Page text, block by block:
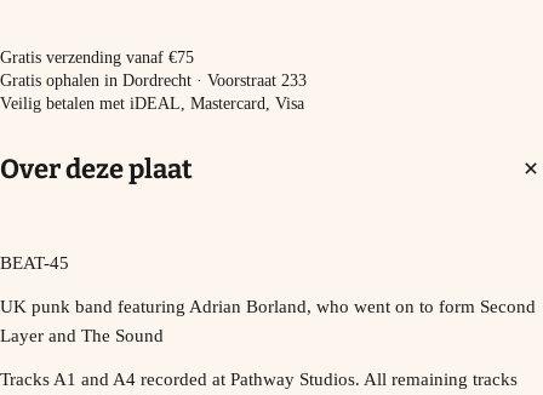
Uitverkocht
Gratis verzending vanaf €75
Gratis ophalen in Dordrecht · Voorstraat 233
Veilig betalen met iDEAL, Mastercard, Visa
Over deze plaat
BEAT-45
UK punk band featuring Adrian Borland, who went on to form Second
Layer and The Sound
Tracks A1 and A4 recorded at Pathway Studios. All remaining tracks